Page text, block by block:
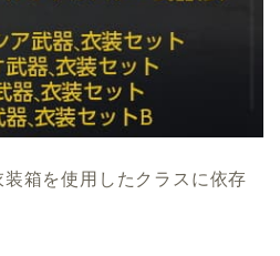
箱を使用したクラスに依存